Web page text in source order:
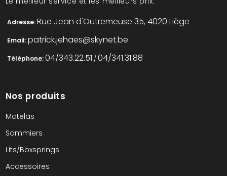
Adresse: Rue Jean d'Outremeuse 35, 4020 Liège
Email: patrick.jehaes@skynet.be
Téléphone: 04/343.22.51 /04/341.31.88
Nos produits
Matelas
Sommiers
Lits/Boxsprings
Accessoires